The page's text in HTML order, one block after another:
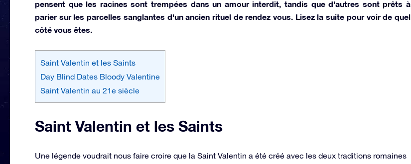
pensent que les racines sont trempées dans un amour interdit, tandis que d'autres sont prêts à
parier sur les parcelles sanglantes d'un ancien rituel de rendez vous. Lisez la suite pour voir de quel
côté vous êtes.
Saint Valentin et les Saints
Day Blind Dates Bloody Valentine
Saint Valentin au 21e siècle
Saint Valentin et les Saints
Une légende voudrait nous faire croire que la Saint Valentin a été créé avec les deux traditions romaines